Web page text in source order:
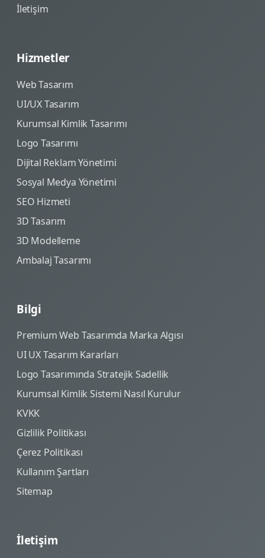
İletişim
Hizmetler
Web Tasarım
UI/UX Tasarım
Kurumsal Kimlik Tasarımı
Logo Tasarımı
Dijital Reklam Yönetimi
Sosyal Medya Yönetimi
SEO Hizmeti
3D Tasarım
3D Modelleme
Ambalaj Tasarımı
Bilgi
Premium Web Tasarımda Marka Algısı
UI UX Tasarım Kararları
Logo Tasarımında Stratejik Sadellik
Kurumsal Kimlik Sistemi Nasıl Kurulur
KVKK
Gizlilik Politikası
Çerez Politikası
Kullanım Şartları
Sitemap
İletişim